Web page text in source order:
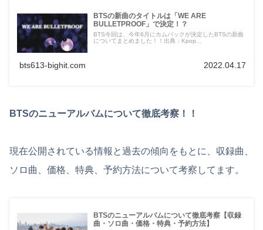
BTSの新曲のタイトルは「WE ARE
BULLETPROOF」で決定！？
BTS今回は、今年6月にカムバックが決定したBTSの新曲
についてまとめました！！出典：Kpop...
bts613-bighit.com 2022.04.17
BTSのニューアルバムについて徹底考察！！
現在公開されている情報と過去の傾向をもとに、収録曲、
ソロ曲、価格、特典、予約方法について考察してます。
BTSのニューアルバムについて徹底考察【収録
曲・ソロ曲・価格・特典・予約方法】